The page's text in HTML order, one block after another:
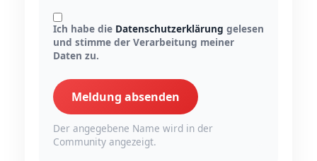
Ich habe die Datenschutzerklärung gelesen
und stimme der Verarbeitung meiner
Daten zu.
Meldung absenden
Der angegebene Name wird in der
Community angezeigt.